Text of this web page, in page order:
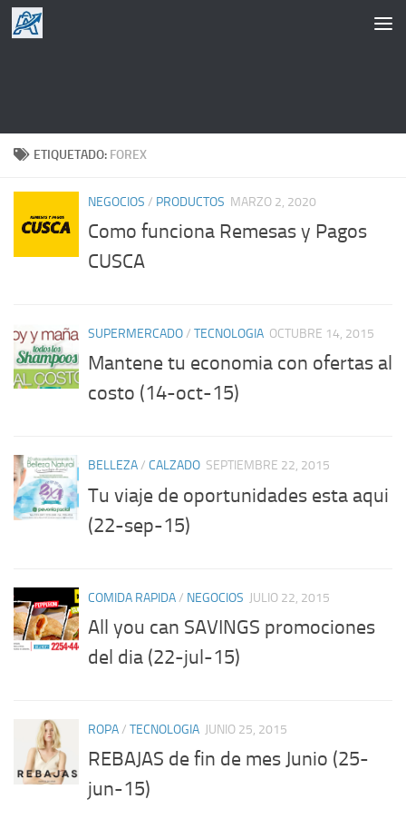
Saltar al contenido
ETIQUETADO: FOREX
NEGOCIOS / PRODUCTOS MARZO 2, 2020
Como funciona Remesas y Pagos
CUSCA
SUPERMERCADO/ TECNOLOGIA OCTUBRE 14, 2015
Mantene tu economia con ofertas al
costo (14-oct-15)
BELLEZA/ CALZADO SEPTIEMBRE 22, 2015
Tu viaje de oportunidades esta aqui
(22-sep-15)
COMIDA RAPIDA/ NEGOCIOS JULIO 22, 2015
All you can SAVINGS promociones
del dia (22-jul-15)
ROPA/ TECNOLOGIA JUNIO 25, 2015
REBAJAS de fin de mes Junio (25-
jun-15)